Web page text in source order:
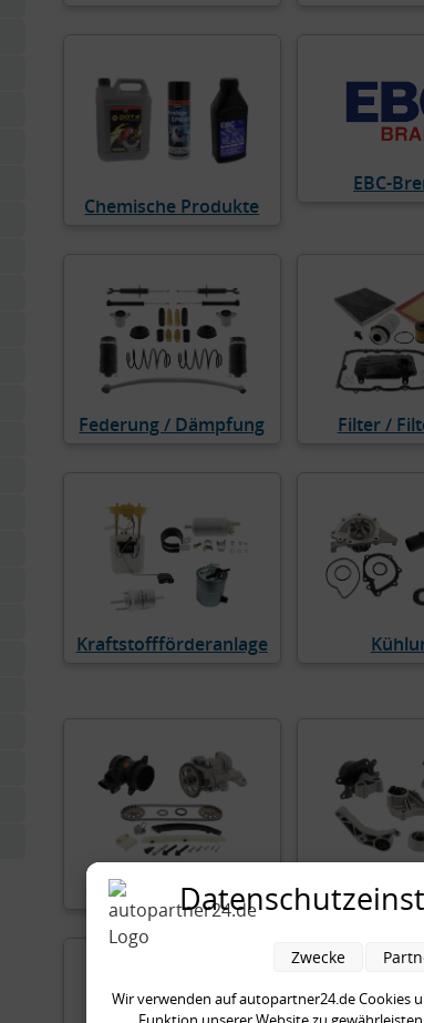
Chemische Produkte
EBC-
Federung / Dämpfung Filter /
Kraftstoffförderanlage
Motor
Wir verwenden auf autopartner24.de Cookies
Zwecke